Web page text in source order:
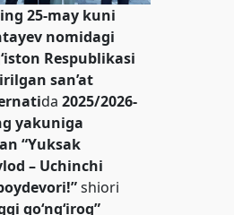
25-may kuni
nomidagi
Respublikasi
san’at
da2025/2026-
yakuniga
“Yuksak
– Uchinchi
shiori
qo‘ng‘iroq”